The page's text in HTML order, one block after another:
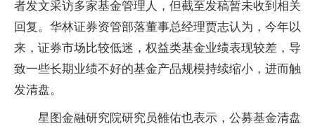
者发文采访多家基金管理人，但截至发稿暂未收到相关
回复。华林证券资管部落董事总经理贾志认为，今年以
来，证券市场比较低迷，权益类基金业绩表现较差，导
致一些长期业绩不好的基金产品规模持续缩小，进而触
发清盘。
星图金融研究院研究员雒佑也表示，公募基金清盘